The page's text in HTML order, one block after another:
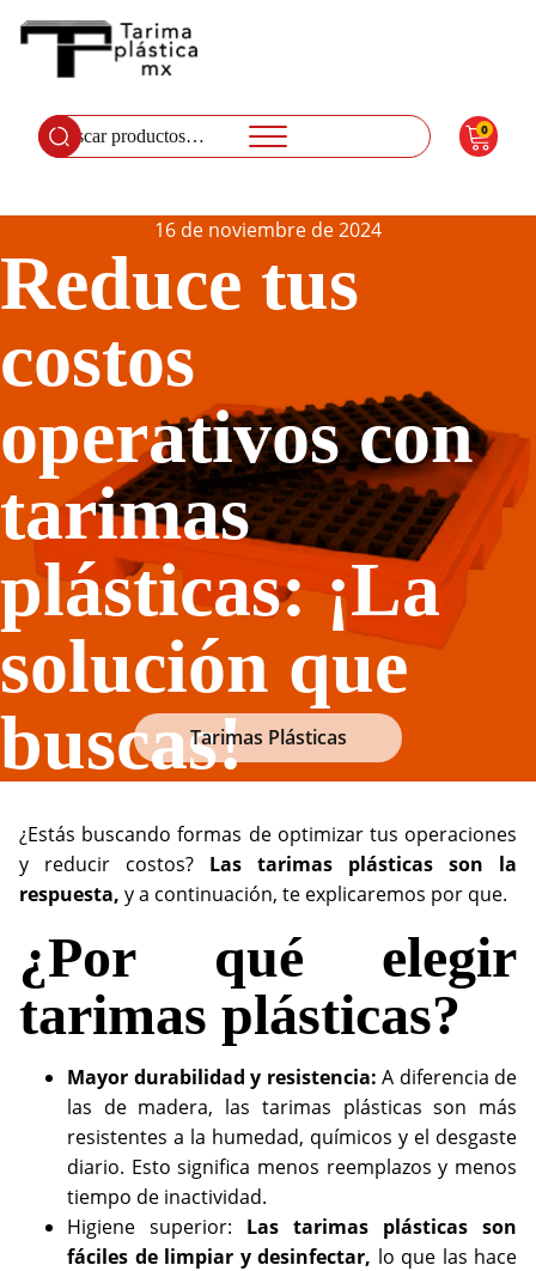
Buscar
por:
0
16 de noviembre de 2024
Reduce tus
costos
operativos con
tarimas
plásticas: ¡La
solución que
buscas!Tarimas Plásticas
¿Estás buscando formas de optimizar tus operaciones
y reducir costos? Las tarimas plásticas son la
respuesta, y a continuación, te explicaremos por que.
¿Por qué elegir
tarimas plásticas?
Mayor durabilidad y resistencia: A diferencia de
las de madera, las tarimas plásticas son más
resistentes a la humedad, químicos y el desgaste
diario. Esto significa menos reemplazos y menos
tiempo de inactividad.
Higiene superior: Las tarimas plásticas son
fáciles de limpiar y desinfectar, lo que las hace